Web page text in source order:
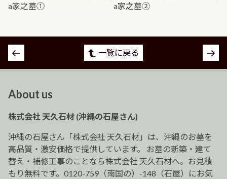
a家之墓① a家之墓②
投
稿
ゲ
ー
シ
ョ
ン
一覧に戻る
About us
株式会社 天久石材 (沖縄の石屋さん)
沖縄の石屋さん「株式会社 天久石材」は、沖縄のお墓を
高品質・激安価格で提供しています。 お墓の新築・建て
替え・補修工事のことなら株式会社 天久石材へ。お見積
もり無料です。0120-759（南国の）-148（石屋）にお気